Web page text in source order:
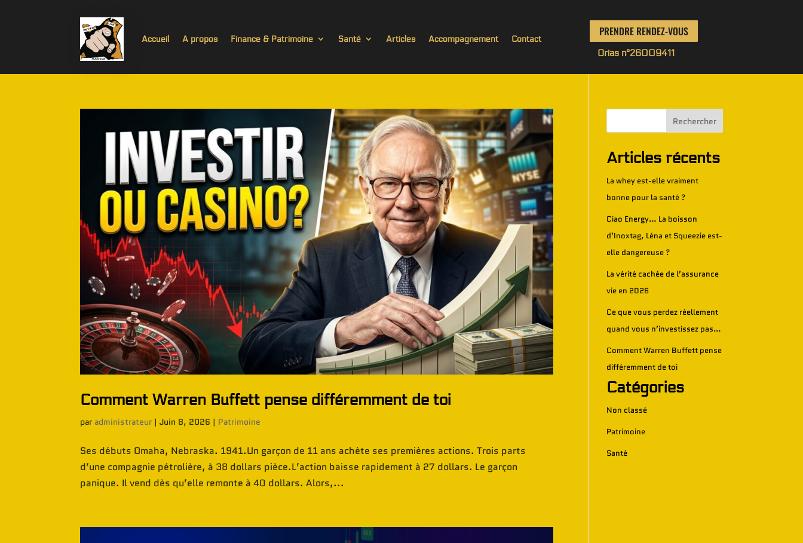
Accueil A propos Finance & Patrimoine Santé Articles Accompagnement Contact
PRENDRE RENDEZ-VOUS
Orias n°26009411
Comment Warren Buffett pense différemment de toi
par administrateur |Juin 8, 2026 | Patrimoine
Ses débuts Omaha, Nebraska. 1941.Un garçon de 11 ans achète ses premières actions. Trois parts
d’une compagnie pétrolière, à 38 dollars pièce.L’action baisse rapidement à 27 dollars. Le garçon
panique. Il vend dès qu’elle remonte à 40 dollars. Alors,...
Rechercher
Articles récents
La whey est-elle vraiment
bonne pour la santé ?
Ciao Energy… La boisson
d’Inoxtag, Léna et Squeezie est-
elle dangereuse ?
La vérité cachée de l’assurance
vie en 2026
Ce que vous perdez réellement
quand vous n’investissez pas…
Comment Warren Buffett pense
différemment de toi
Catégories
Non classé
Patrimoine
Santé